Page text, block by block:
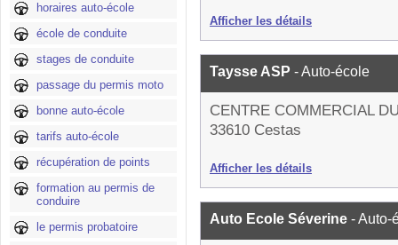
horaires auto-école
école de conduite
stages de conduite
passage du permis moto
bonne auto-école
tarifs auto-école
récupération de points
formation au permis de
conduire
le permis probatoire
Afficher les détails
Taysse ASP - Auto-école
CENTRE COMMERCIAL
33610 Cestas
Afficher les détails
Auto Ecole Séverine - Auto-